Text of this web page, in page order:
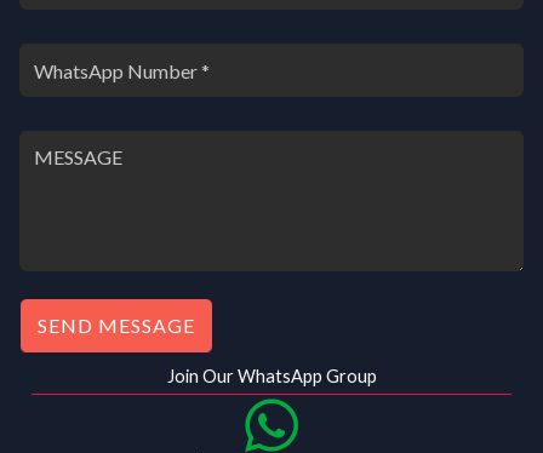
SEND MESSAGE
Join Our WhatsApp Group